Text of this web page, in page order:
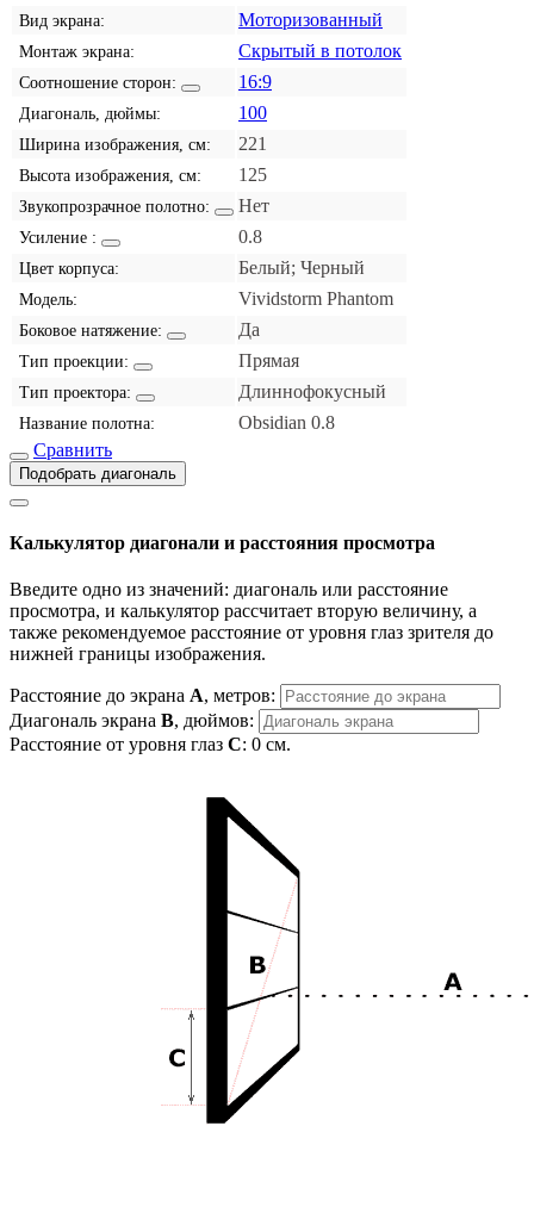
Вид экрана: Моторизованный
Монтаж экрана: Скрытый в потолок
Соотношение сторон: 16:9
Диагональ, дюймы: 100
Ширина изображения, см: 221
Высота изображения, см: 125
Звукопрозрачное полотно: Нет
Усиление : 0.8
Цвет корпуса: Белый; Черный
Модель: Vividstorm Phantom
Боковое натяжение: Да
Тип проекции: Прямая
Тип проектора: Длиннофокусный
Название полотна:
Obsidian 0.8
Сравнить
Подобрать диагональ
Калькулятор диагонали и расстояния просмотра
Введите одно из значений: диагональ или расстояние
просмотра, и калькулятор рассчитает вторую величину, а
также рекомендуемое расстояние от уровня глаз зрителя до
нижней границы изображения.
Расстояние до экрана A, метров:
Диагональ экрана B, дюймов:
Расстояние от уровня глаз C: 0 см.